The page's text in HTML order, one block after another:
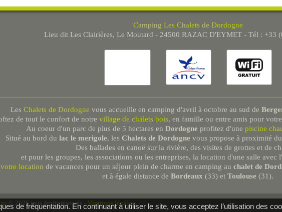
Camping Les Chalets de Dordogne
Lieu dit Les Clairières, Le Moutard - 24500 RAZAC D'EYMET - Tél : +33
Les Chalets de Dordogne vous accueille en camping d'avril à octobre au sud de
de tout le confort de notre village de chalets bois, en famille ou entre amis pour votre
Au coeur d'un parc de plus de 5 hectares en Dordogne profitez d'une piscine
Situé au bord du lac le merigole, les Chalets de Dordogne vous propose à proximité
Des ballades en canoë sur la rivière, des visites de grottes et de
et pour les groupes, les associations ou les entreprises, la location d'une salle avec
location de vacances pour un séjour plein de charme en camping au chalet de
et à égale distance de Bordeaux (33) et Toulouse (31).
© 2026 tous droits réservés - Mentions légales
de fréquentation. En continuant à utiliser le site, vous acceptez l’utilisation des